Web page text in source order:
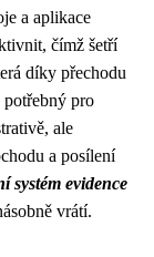
a aplikace
čímž šetří
díky přechodu
potřebný pro
ale
a posílení
systém evidence
vrátí.